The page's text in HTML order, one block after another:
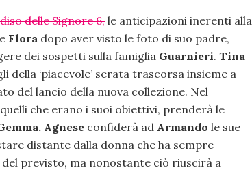
delle Signore 6, le anticipazioni inerenti alla
Flora dopo aver visto le foto di suo padre,
dei sospetti sulla famiglia Guarnieri. Tina
‘piacevole’ serata trascorsa insieme a
del lancio della nuova collezione. Nel
che erano i suoi obiettivi, prenderà le
Agnese confiderà ad Armando le sue
distante dalla donna che ha sempre
previsto, ma nonostante ciò riuscirà a